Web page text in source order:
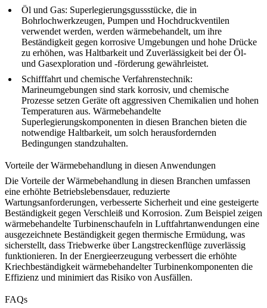
Öl und Gas: Superlegierungsgussstücke, die in
Bohrlochwerkzeugen, Pumpen und Hochdruckventilen
verwendet werden, werden wärmebehandelt, um ihre
Beständigkeit gegen korrosive Umgebungen und hohe Drücke
zu erhöhen, was Haltbarkeit und Zuverlässigkeit bei der Öl-
und Gasexploration und -förderung gewährleistet.
Schifffahrt und chemische Verfahrenstechnik:
Marineumgebungen sind stark korrosiv, und chemische
Prozesse setzen Geräte oft aggressiven Chemikalien und hohen
Temperaturen aus. Wärmebehandelte
Superlegierungskomponenten in diesen Branchen bieten die
notwendige Haltbarkeit, um solch herausfordernden
Bedingungen standzuhalten.
Vorteile der Wärmebehandlung in diesen Anwendungen
Die Vorteile der Wärmebehandlung in diesen Branchen umfassen
eine erhöhte Betriebslebensdauer, reduzierte
Wartungsanforderungen, verbesserte Sicherheit und eine gesteigerte
Beständigkeit gegen Verschleiß und Korrosion. Zum Beispiel zeigen
wärmebehandelte Turbinenschaufeln in Luftfahrtanwendungen eine
ausgezeichnete Beständigkeit gegen thermische Ermüdung, was
sicherstellt, dass Triebwerke über Langstreckenflüge zuverlässig
funktionieren. In der Energieerzeugung verbessert die erhöhte
Kriechbeständigkeit wärmebehandelter Turbinenkomponenten die
Effizienz und minimiert das Risiko von Ausfällen.
FAQs